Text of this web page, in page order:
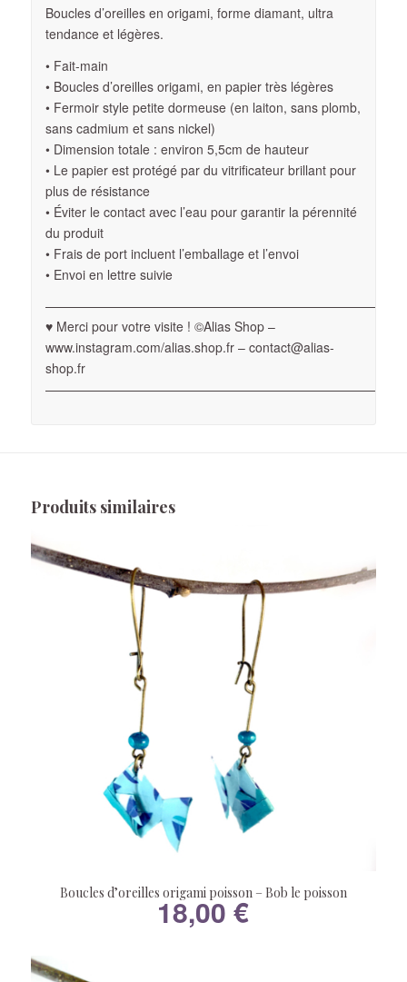
Boucles d’oreilles en origami, forme diamant, ultra
tendance et légères.
• Fait-main
• Boucles d’oreilles origami, en papier très légères
• Fermoir style petite dormeuse (en laiton, sans plomb,
sans cadmium et sans nickel)
• Dimension totale : environ 5,5cm de hauteur
• Le papier est protégé par du vitrificateur brillant pour
plus de résistance
• Éviter le contact avec l’eau pour garantir la pérennité
du produit
• Frais de port incluent l’emballage et l’envoi
• Envoi en lettre suivie
♥ Merci pour votre visite ! ©Alias Shop –
www.instagram.com/alias.shop.fr – contact@alias-
shop.fr
Produits similaires
Boucles d’oreilles origami poisson – Bob le poisson
18,00€